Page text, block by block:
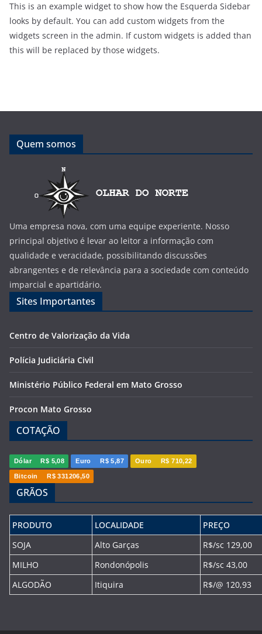
This is an example widget to show how the Esquerda Sidebar
looks by default. You can add custom widgets from the
widgets screen in the admin. If custom widgets is added than
this will be replaced by those widgets.
Quem somos
Uma empresa nova, com uma equipe experiente. Nosso
principal objetivo é levar ao leitor a informação com
qualidade e veracidade, possibilitando discussões
abrangentes e de relevância para a sociedade com conteúdo
imparcial e apartidário.
Sites Importantes
Centro de Valorização da Vida
Polícia Judiciária Civil
Ministério Público Federal em Mato Grosso
Procon Mato Grosso
COTAÇÃO
Dólar R$ 5,08 Euro R$ 5,87 Ouro R$ 710,22
Bitcoin R$ 331206,50
GRÃOS
PRODUTO LOCALIDADE
PREÇO
SOJA
Alto Garças
R$/sc 129,00
MILHO
Rondonópolis
R$/sc 43,00
ALGODÃO
Itiquira R$/@ 120,93